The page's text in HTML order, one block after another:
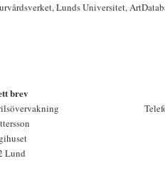
Lunds Universitet,
brev
Lund